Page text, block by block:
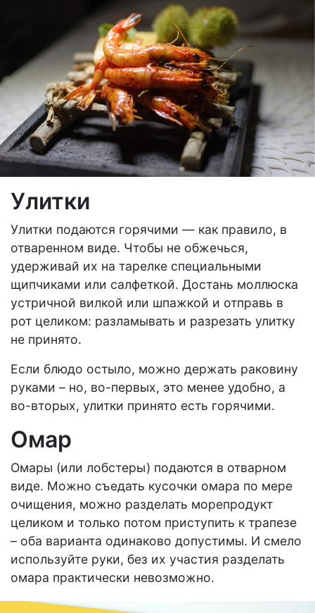
Улитки
Улитки подаются горячими — как правило, в
отваренном виде. Чтобы не обжечься,
удерживай их на тарелке специальными
щипчиками или салфеткой. Достань моллюска
устричной вилкой или шпажкой и отправь в
рот целиком: разламывать и разрезать улитку
не принято.
Если блюдо остыло, можно держать раковину
руками – но, во-первых, это менее удобно, а
во-вторых, улитки принято есть горячими.
Омар
Омары (или лобстеры) подаются в отварном
виде. Можно съедать кусочки омара по мере
очищения, можно разделать морепродукт
целиком и только потом приступить к трапезе
– оба варианта одинаково допустимы. И смело
используйте руки, без их участия разделать
омара практически невозможно.